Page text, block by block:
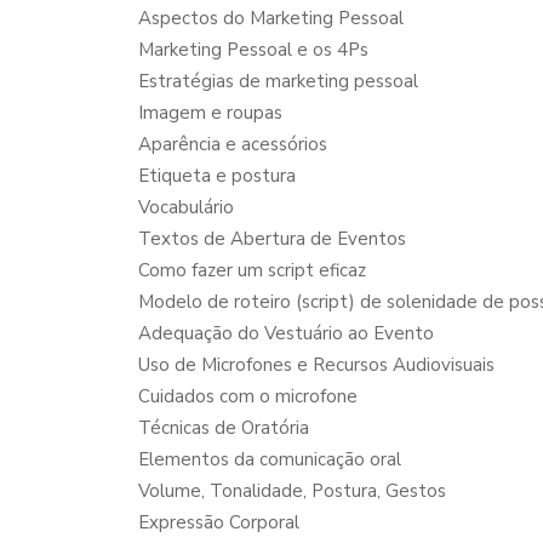
Aspectos do Marketing Pessoal
Marketing Pessoal e os 4Ps
Estratégias de marketing pessoal
Imagem e roupas
Aparência e acessórios
Etiqueta e postura
Vocabulário
Textos de Abertura de Eventos
Como fazer um script eficaz
Modelo de roteiro (script) de solenidade de
Adequação do Vestuário ao Evento
Uso de Microfones e Recursos Audiovisuais
Cuidados com o microfone
Técnicas de Oratória
Elementos da comunicação oral
Volume, Tonalidade, Postura, Gestos
Expressão Corporal